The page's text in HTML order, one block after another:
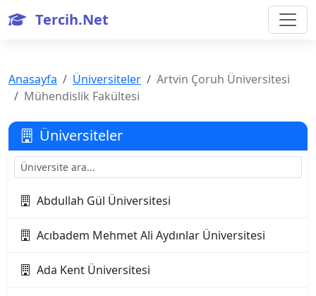
Tercih.Net
Anasayfa Üniversiteler
Artvin Çoruh Üniversitesi
Mühendislik Fakültesi
Üniversiteler
Abdullah Gül Üniversitesi
Acıbadem Mehmet Ali Aydınlar Üniversitesi
Ada Kent Üniversitesi